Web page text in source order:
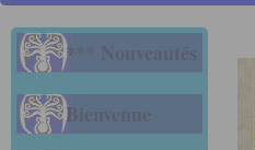
*** Nouveautés
Bienvenue